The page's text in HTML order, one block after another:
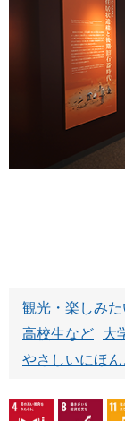
観光・楽しみた
高校生など
大
やさしいにほん